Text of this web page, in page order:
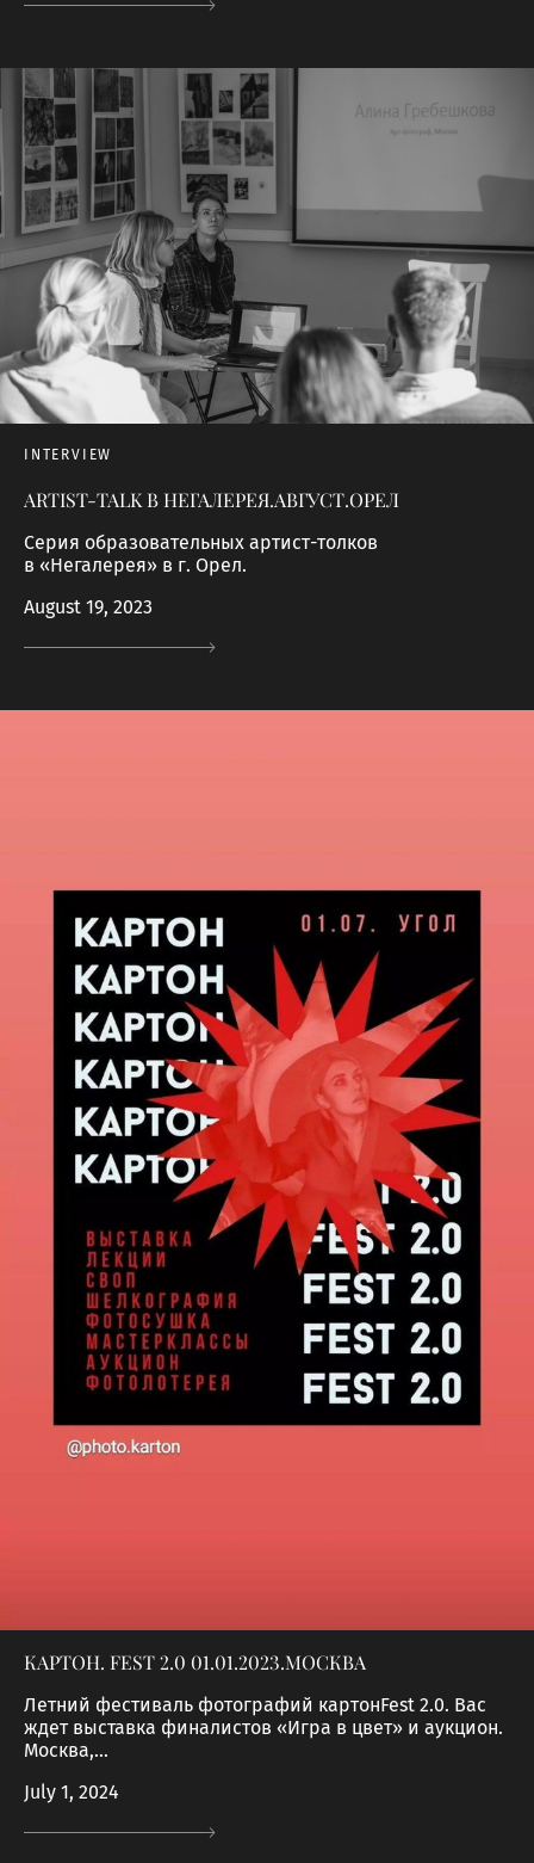
INTERVIEW
ARTIST-TALK В НЕГАЛЕРЕЯ.АВГУСТ.ОРЕЛ
Серия образовательных артист-толков
в «Негалерея» в г. Орел.
August 19, 2023
КАРТОН. FEST 2.0 01.01.2023.МОСКВА
Летний фестиваль фотографий картонFest 2.0. Вас
ждет выставка финалистов «Игра в цвет» и аукцион.
Москва,...
July 1, 2024